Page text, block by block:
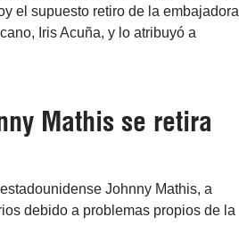
el supuesto retiro de la embajadora
Iris Acuña, y lo atribuyó a
Mathis se retira
Johnny Mathis, a
debido a problemas propios de la